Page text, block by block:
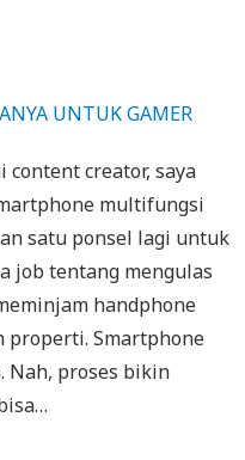
creator, saya
multifungsi
satu ponsel lagi untuk
job tentang mengulas
handphone
properti. Smartphone
Nah, proses bikin